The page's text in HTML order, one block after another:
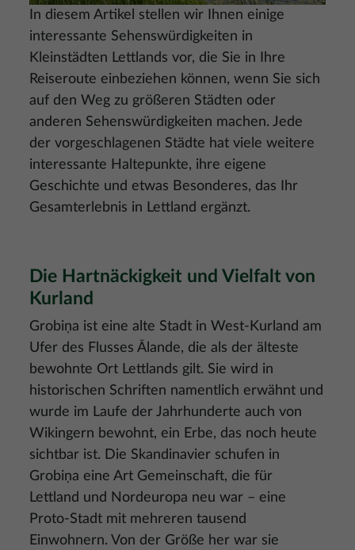
In diesem Artikel stellen wir Ihnen einige
interessante Sehenswürdigkeiten in
Kleinstädten Lettlands vor, die Sie in Ihre
Reiseroute einbeziehen können, wenn Sie sich
auf den Weg zu größeren Städten oder
anderen Sehenswürdigkeiten machen. Jede
der vorgeschlagenen Städte hat viele weitere
interessante Haltepunkte, ihre eigene
Geschichte und etwas Besonderes, das Ihr
Gesamterlebnis in Lettland ergänzt.
Die Hartnäckigkeit und Vielfalt von
Kurland
Grobiņa ist eine alte Stadt in West-Kurland am
Ufer des Flusses Ālande, die als der älteste
bewohnte Ort Lettlands gilt. Sie wird in
historischen Schriften namentlich erwähnt und
wurde im Laufe der Jahrhunderte auch von
Wikingern bewohnt, ein Erbe, das noch heute
sichtbar ist. Die Skandinavier schufen in
Grobiņa eine Art Gemeinschaft, die für
Lettland und Nordeuropa neu war – eine
Proto-Stadt mit mehreren tausend
Einwohnern. Von der Größe her war sie